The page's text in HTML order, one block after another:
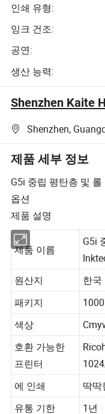
인쇄 유형:
잉크 건조:
공연:
생산 능력:
Shenzhen Kaite
Shenzhen,
제품 세부 정보
G5i 중립 평탄층 및
옵션
제품 설명
G5i
원산지
한국
패키지
색상
호환 가능한
프린터
에 인쇄
딱